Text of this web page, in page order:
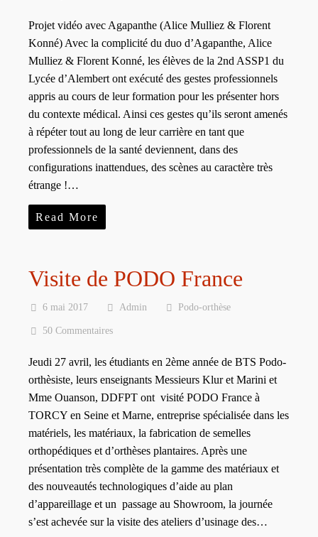
Projet vidéo avec Agapanthe (Alice Mulliez & Florent
Konné) Avec la complicité du duo d’Agapanthe, Alice
Mulliez & Florent Konné, les élèves de la 2nd ASSP1 du
Lycée d’Alembert ont exécuté des gestes professionnels
appris au cours de leur formation pour les présenter hors
du contexte médical. Ainsi ces gestes qu’ils seront amenés
à répéter tout au long de leur carrière en tant que
professionnels de la santé deviennent, dans des
configurations inattendues, des scènes au caractère très
étrange !…
Read More
Visite de PODO France
6 mai 2017 Admin Podo-orthèse
50 Commentaires
Jeudi 27 avril, les étudiants en 2ème année de BTS Podo-
orthèsiste, leurs enseignants Messieurs Klur et Marini et
Mme Ouanson, DDFPT ont visité PODO France à
TORCY en Seine et Marne, entreprise spécialisée dans les
matériels, les matériaux, la fabrication de semelles
orthopédiques et d’orthèses plantaires. Après une
présentation très complète de la gamme des matériaux et
des nouveautés technologiques d’aide au plan
d’appareillage et un passage au Showroom, la journée
s’est achevée sur la visite des ateliers d’usinage des…